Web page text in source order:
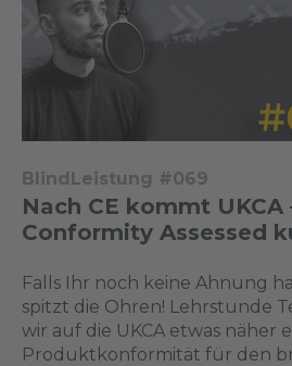
BlindLeistung #069
Nach CE kommt UKCA
Conformity Assessed
Falls Ihr noch keine Ahnung
spitzt die Ohren! Lehrstunde
wir auf die UKCA etwas näher
Produktkonformität für den